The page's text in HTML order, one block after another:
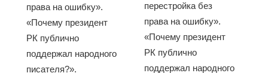
права на ошибку».
«Почему президент
РК публично
поддержал народного
писателя?».
перестройка без
права на ошибку».
«Почему президент
РК публично
поддержал народного